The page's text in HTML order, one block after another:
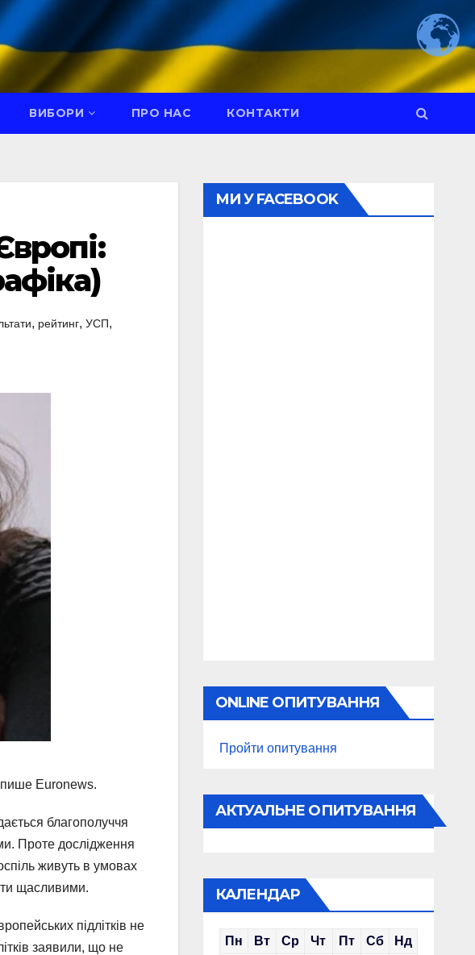
ВИБОРИ ПРО НАС КОНТАКТИ
, рейтинг, УСП,
пише Euronews.
благополуччя
Проте дослідження
живуть в умовах
щасливими.
підлітків не
заявили, що не
МИ У FACEBOOK
ONLINE ОПИТУВАННЯ
Пройти опитування
АКТУАЛЬНЕ ОПИТУВАННЯ
КАЛЕНДАР
Пн Вт Ср Чт Пт Сб Нд